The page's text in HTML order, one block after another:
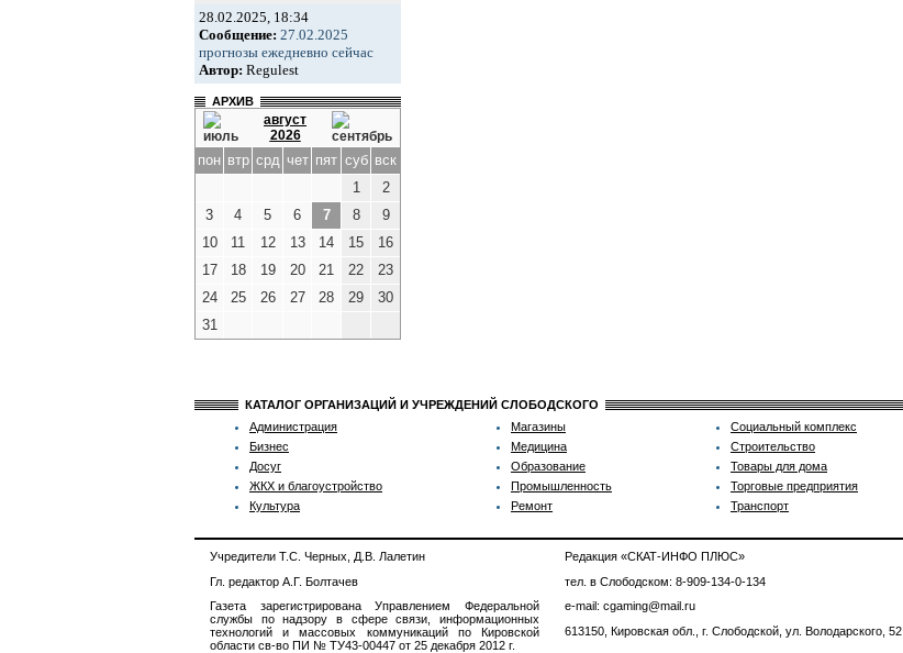
28.02.2025, 18:34
Сообщение: 27.02.2025
прогнозы ежедневно сейчас
Автор: Regulest
АРХИВ
август
2026
пон втр срд чет пят суб вск
1
2
3
4 5 6 7 8
9
10
11 12 13 14 15
16
17
18 19 20 21 22
23
24
25 26 27 28 29
30
31
КАТАЛОГ ОРГАНИЗАЦИЙ И УЧРЕЖДЕНИЙ СЛОБОДСКОГО
Администрация
Бизнес
Досуг
ЖКХ и благоустройство
Культура
Магазины
Медицина
Образование
Промышленность
Ремонт
Социальный комплекс
Строительство
Товары для дома
Торговые предприятия
Транспорт
Учредители Т.С. Черных, Д.В. Лалетин
Гл. редактор А.Г. Болтачев
Газета зарегистрирована Управлением Федеральной
службы по надзору в сфере связи, информационных
технологий и массовых коммуникаций по Кировской
области св-во ПИ № ТУ43-00447 от 25 декабря 2012 г.
Редакция «СКАТ-ИНФО ПЛЮС»
тел. в Слободском: 8-909-134-0-134
e-mail: cgaming@mail.ru
613150, Кировская обл., г. Слободской, ул. Володарского, 52